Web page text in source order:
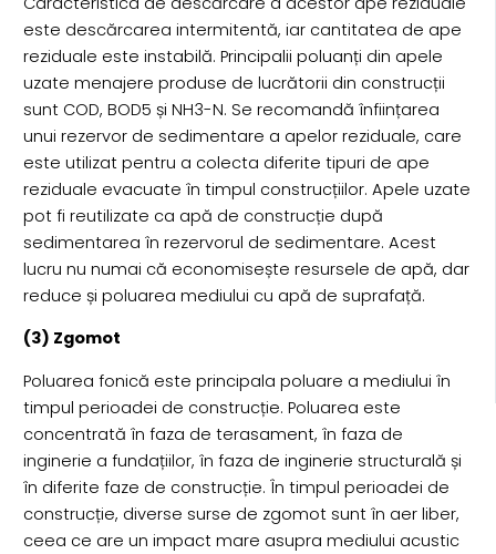
este descărcarea intermitentă, iar cantitatea de ape
reziduale este instabilă. Principalii poluanți din apele
uzate menajere produse de lucrătorii din construcții
sunt COD, BOD5 și NH3-N. Se recomandă înființarea
unui rezervor de sedimentare a apelor reziduale, care
este utilizat pentru a colecta diferite tipuri de ape
reziduale evacuate în timpul construcțiilor. Apele uzate
pot fi reutilizate ca apă de construcție după
sedimentarea în rezervorul de sedimentare. Acest
lucru nu numai că economisește resursele de apă, dar
reduce și poluarea mediului cu apă de suprafață.
(3) Zgomot
Poluarea fonică este principala poluare a mediului în
timpul perioadei de construcție. Poluarea este
concentrată în faza de terasament, în faza de
inginerie a fundațiilor, în faza de inginerie structurală și
în diferite faze de construcție. În timpul perioadei de
construcție, diverse surse de zgomot sunt în aer liber,
ceea ce are un impact mare asupra mediului acustic